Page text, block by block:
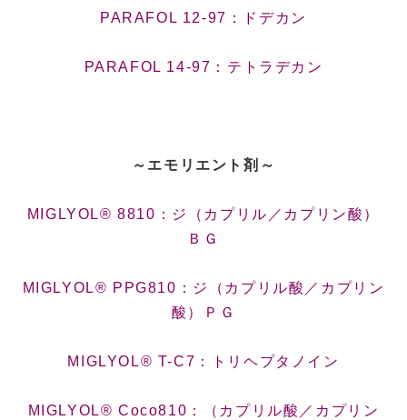
PARAFOL 12-97：ドデカン
PARAFOL 14-97：テトラデカン
～エモリエント剤～
MIGLYOL® 8810：ジ（カプリル／カプリン酸）
ＢＧ
MIGLYOL® PPG810：ジ（カプリル酸／カプリン
酸）ＰＧ
MIGLYOL® T-C7：トリヘプタノイン
MIGLYOL® Coco810：（カプリル酸／カプリン